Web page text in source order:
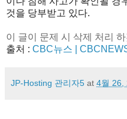
것을 당부받고 있다.
이 글이 문제 시 삭제 처리
출처 : CBC뉴스 |
JP-Hosting 관리자5 at 4월 26,